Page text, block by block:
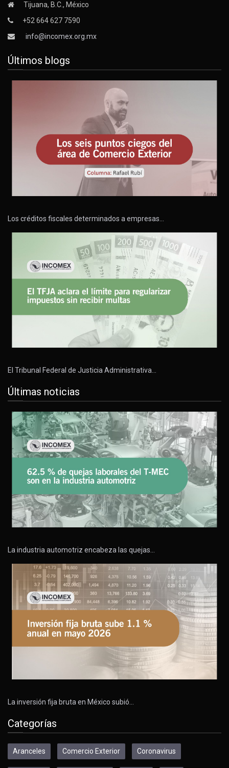
Tijuana, B.C., México
+52 664 627 7590
info@incomex.org.mx
Últimos blogs
Los créditos fiscales determinados a empresas…
El Tribunal Federal de Justicia Administrativa…
Últimas noticias
La industria automotriz encabeza las quejas…
La inversión fija bruta en México subió…
Categorías
Aranceles Comercio Exterior Coronavirus